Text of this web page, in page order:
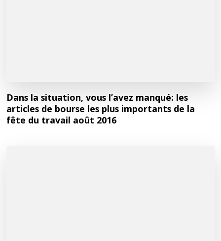
Dans la situation, vous l’avez manqué: les
articles de bourse les plus importants de la
fête du travail août 2016